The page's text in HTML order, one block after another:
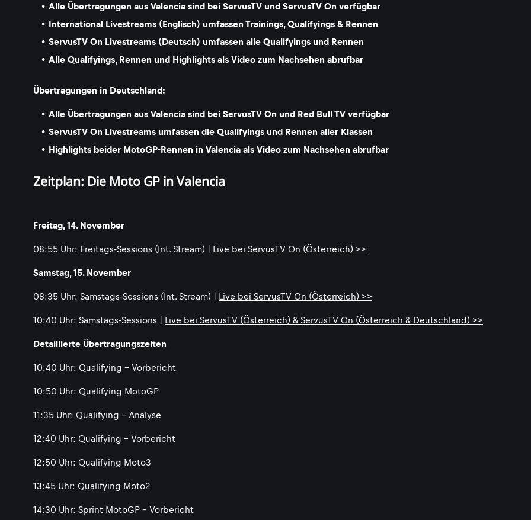
Alle Übertragungen aus Valencia sind bei ServusTV und ServusTV On verfügbar
International Livestreams (Englisch) umfassen Trainings, Qualifyings & Rennen
ServusTV On Livestreams (Deutsch) umfassen alle Qualifyings und Rennen
Alle Qualifyings, Rennen und Highlights als Video zum Nachsehen abrufbar
Übertragungen in Deutschland:
Alle Übertragungen aus Valencia sind bei ServusTV On und Red Bull TV verfügbar
ServusTV On Livestreams umfassen die Qualifyings und Rennen aller Klassen
Highlights beider MotoGP-Rennen in Valencia als Video zum Nachsehen abrufbar
Zeitplan: Die Moto GP in Valencia
Freitag, 14. November
08:55 Uhr: Freitags-Sessions (Int. Stream) | Live bei ServusTV On (Österreich) >>
Samstag, 15. November
08:35 Uhr: Samstags-Sessions (Int. Stream) | Live bei ServusTV On (Österreich) >>
10:40 Uhr: Samstags-Sessions | Live bei ServusTV (Österreich) & ServusTV On (Österreich & Deutschland) >>
Detaillierte Übertragungszeiten
10:40 Uhr: Qualifying - Vorbericht
10:50 Uhr: Qualifying MotoGP
11:35 Uhr: Qualifying - Analyse
12:40 Uhr: Qualifying - Vorbericht
12:50 Uhr: Qualifying Moto3
13:45 Uhr: Qualifying Moto2
14:30 Uhr: Sprint MotoGP - Vorbericht